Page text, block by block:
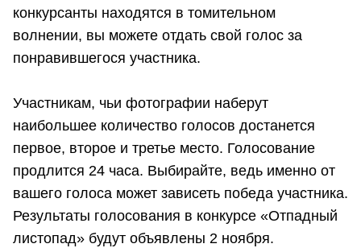
конкурсанты находятся в томительном
волнении, вы можете отдать свой голос за
понравившегося участника.
Участникам, чьи фотографии наберут
наибольшее количество голосов достанется
первое, второе и третье место. Голосование
продлится 24 часа. Выбирайте, ведь именно от
вашего голоса может зависеть победа участника.
Результаты голосования в конкурсе «Отпадный
листопад» будут объявлены 2 ноября.